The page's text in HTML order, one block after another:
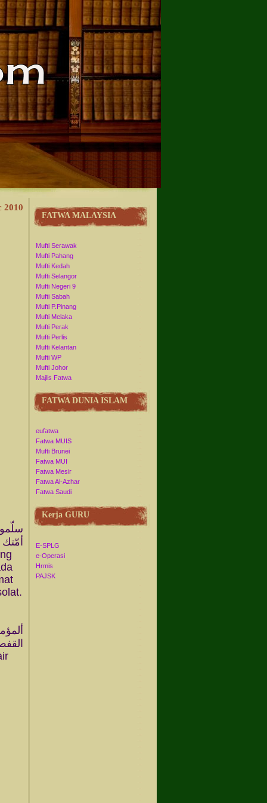
2010
FATWA MALAYSIA
Mufti Serawak
Mufti Pahang
Mufti Kedah
Mufti Selangor
Mufti Negeri 9
Mufti Sabah
Mufti P.Pinang
Mufti Melaka
Mufti Perak
Mufti Perlis
Mufti Kelantan
Mufti WP
Mufti Johor
Majlis Fatwa
FATWA DUNIA ISLAM
eufatwa
Fatwa MUIS
Mufti Brunei
Fatwa MUI
Fatwa Mesir
Fatwa Al-Azhar
Fatwa Saudi
Kerja GURU
E-SPLG
e-Operasi
Hrmis
PAJSK